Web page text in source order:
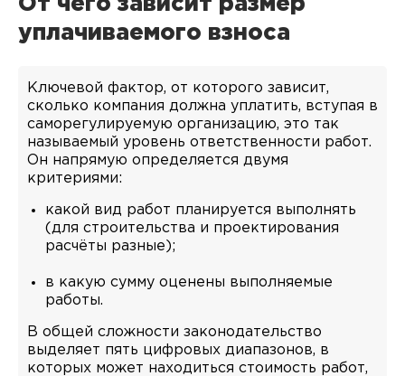
От чего зависит размер
уплачиваемого взноса
Ключевой фактор, от которого зависит,
сколько компания должна уплатить, вступая в
саморегулируемую организацию, это так
называемый уровень ответственности работ.
Он напрямую определяется двумя
критериями:
какой вид работ планируется выполнять
(для строительства и проектирования
расчёты разные);
в какую сумму оценены выполняемые
работы.
В общей сложности законодательство
выделяет пять цифровых диапазонов, в
которых может находиться стоимость работ,